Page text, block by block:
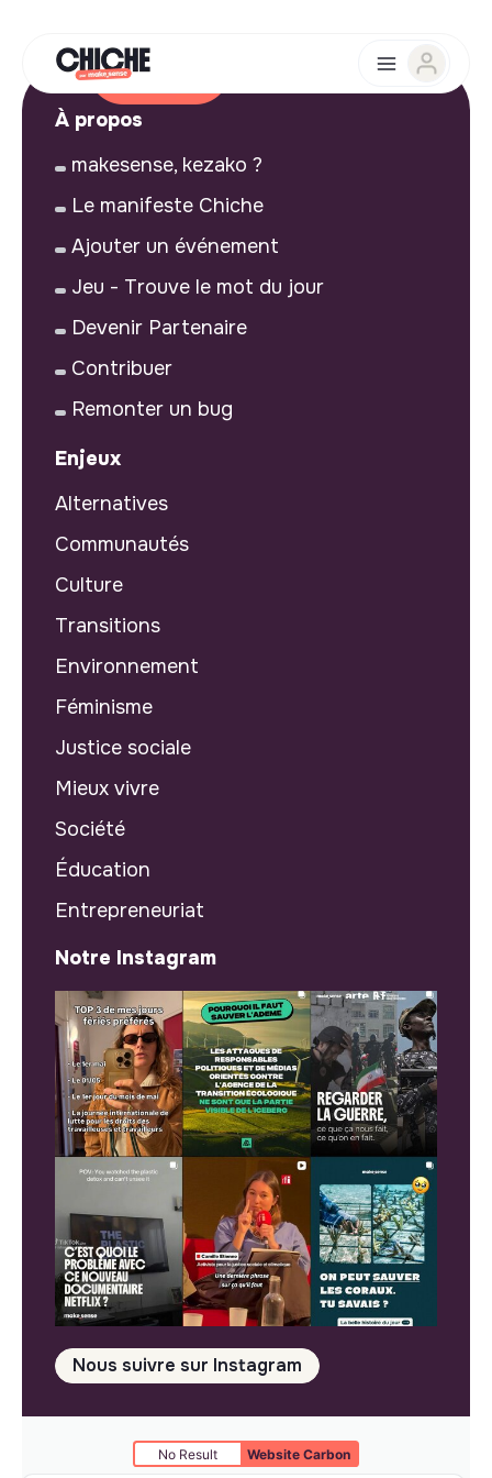
À propos
makesense, kezako ?
Le manifeste Chiche
Ajouter un événement
Jeu - Trouve le mot du jour
Devenir Partenaire
Contribuer
Remonter un bug
Enjeux
Alternatives
Communautés
Culture
Transitions
Environnement
Féminisme
Justice sociale
Mieux vivre
Société
Éducation
Entrepreneuriat
Notre Instagram
Nous suivre sur Instagram
No Result Website Carbon